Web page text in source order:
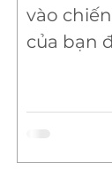
vào
của bạn